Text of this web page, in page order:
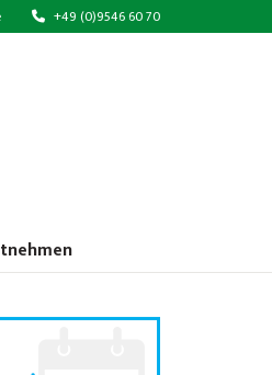
+49 (0)9546 60 70